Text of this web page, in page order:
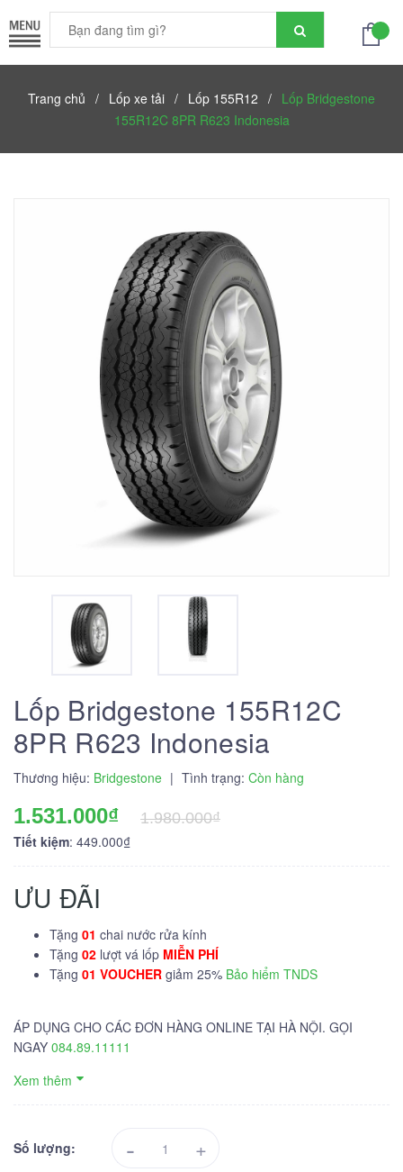
Trang chủ / Lốp xe tải / Lốp 155R12 / Lốp Bridgestone
155R12C 8PR R623 Indonesia
Lốp Bridgestone 155R12C
8PR R623 Indonesia
Thương hiệu: Bridgestone | Tình trạng: Còn hàng
1.531.000₫
1.980.000₫
Tiết kiệm: 449.000₫
ƯU ĐÃI
Tặng 01 chai nước rửa kính
Tặng 02 lượt vá lốp MIỄN PHÍ
Tặng 01 VOUCHER giảm 25% Bảo hiểm TNDS
ÁP DỤNG CHO CÁC ĐƠN HÀNG ONLINE TẠI HÀ NỘI. GỌI
NGAY 084.89.11111
Xem thêm
Số lượng: - +